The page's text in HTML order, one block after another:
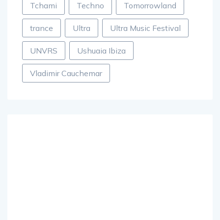
Tchami Techno Tomorrowland
trance Ultra Ultra Music Festival
UNVRS Ushuaia Ibiza
Vladimir Cauchemar